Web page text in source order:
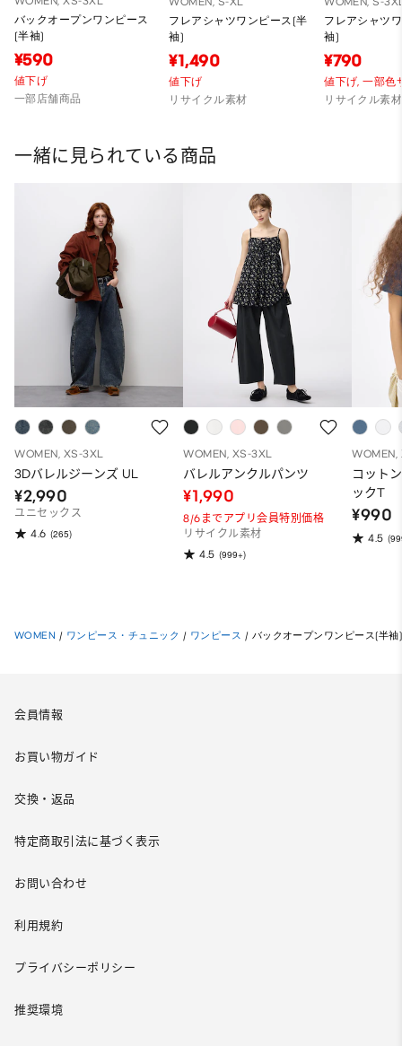
バックオープンワンピース
(半袖)
¥590
値下げ
一部店舗商品
フレアシャツワンピース(半
袖)
¥1,490
値下げ
リサイクル素材
フレアシャツ
袖)
¥790
値下げ,一部色
リサイクル素材
一緒に見られている商品
WOMEN, XS-3XL
3Dバレルジーンズ UL
¥2,990
ユニセックス
4.6 (265)
WOMEN, XS-3XL
バレルアンクルパンツ
¥1,990
8/6までアプリ会員特別価格
リサイクル素材
4.5 (999+)
WOMEN,
コット
ックT
¥990
4.5
WOMEN / ワンピース・チュニック / ワンピース / バックオープンワンピース(半袖)
会員情報
お買い物ガイド
交換・返品
特定商取引法に基づく表示
お問い合わせ
利用規約
プライバシーポリシー
推奨環境